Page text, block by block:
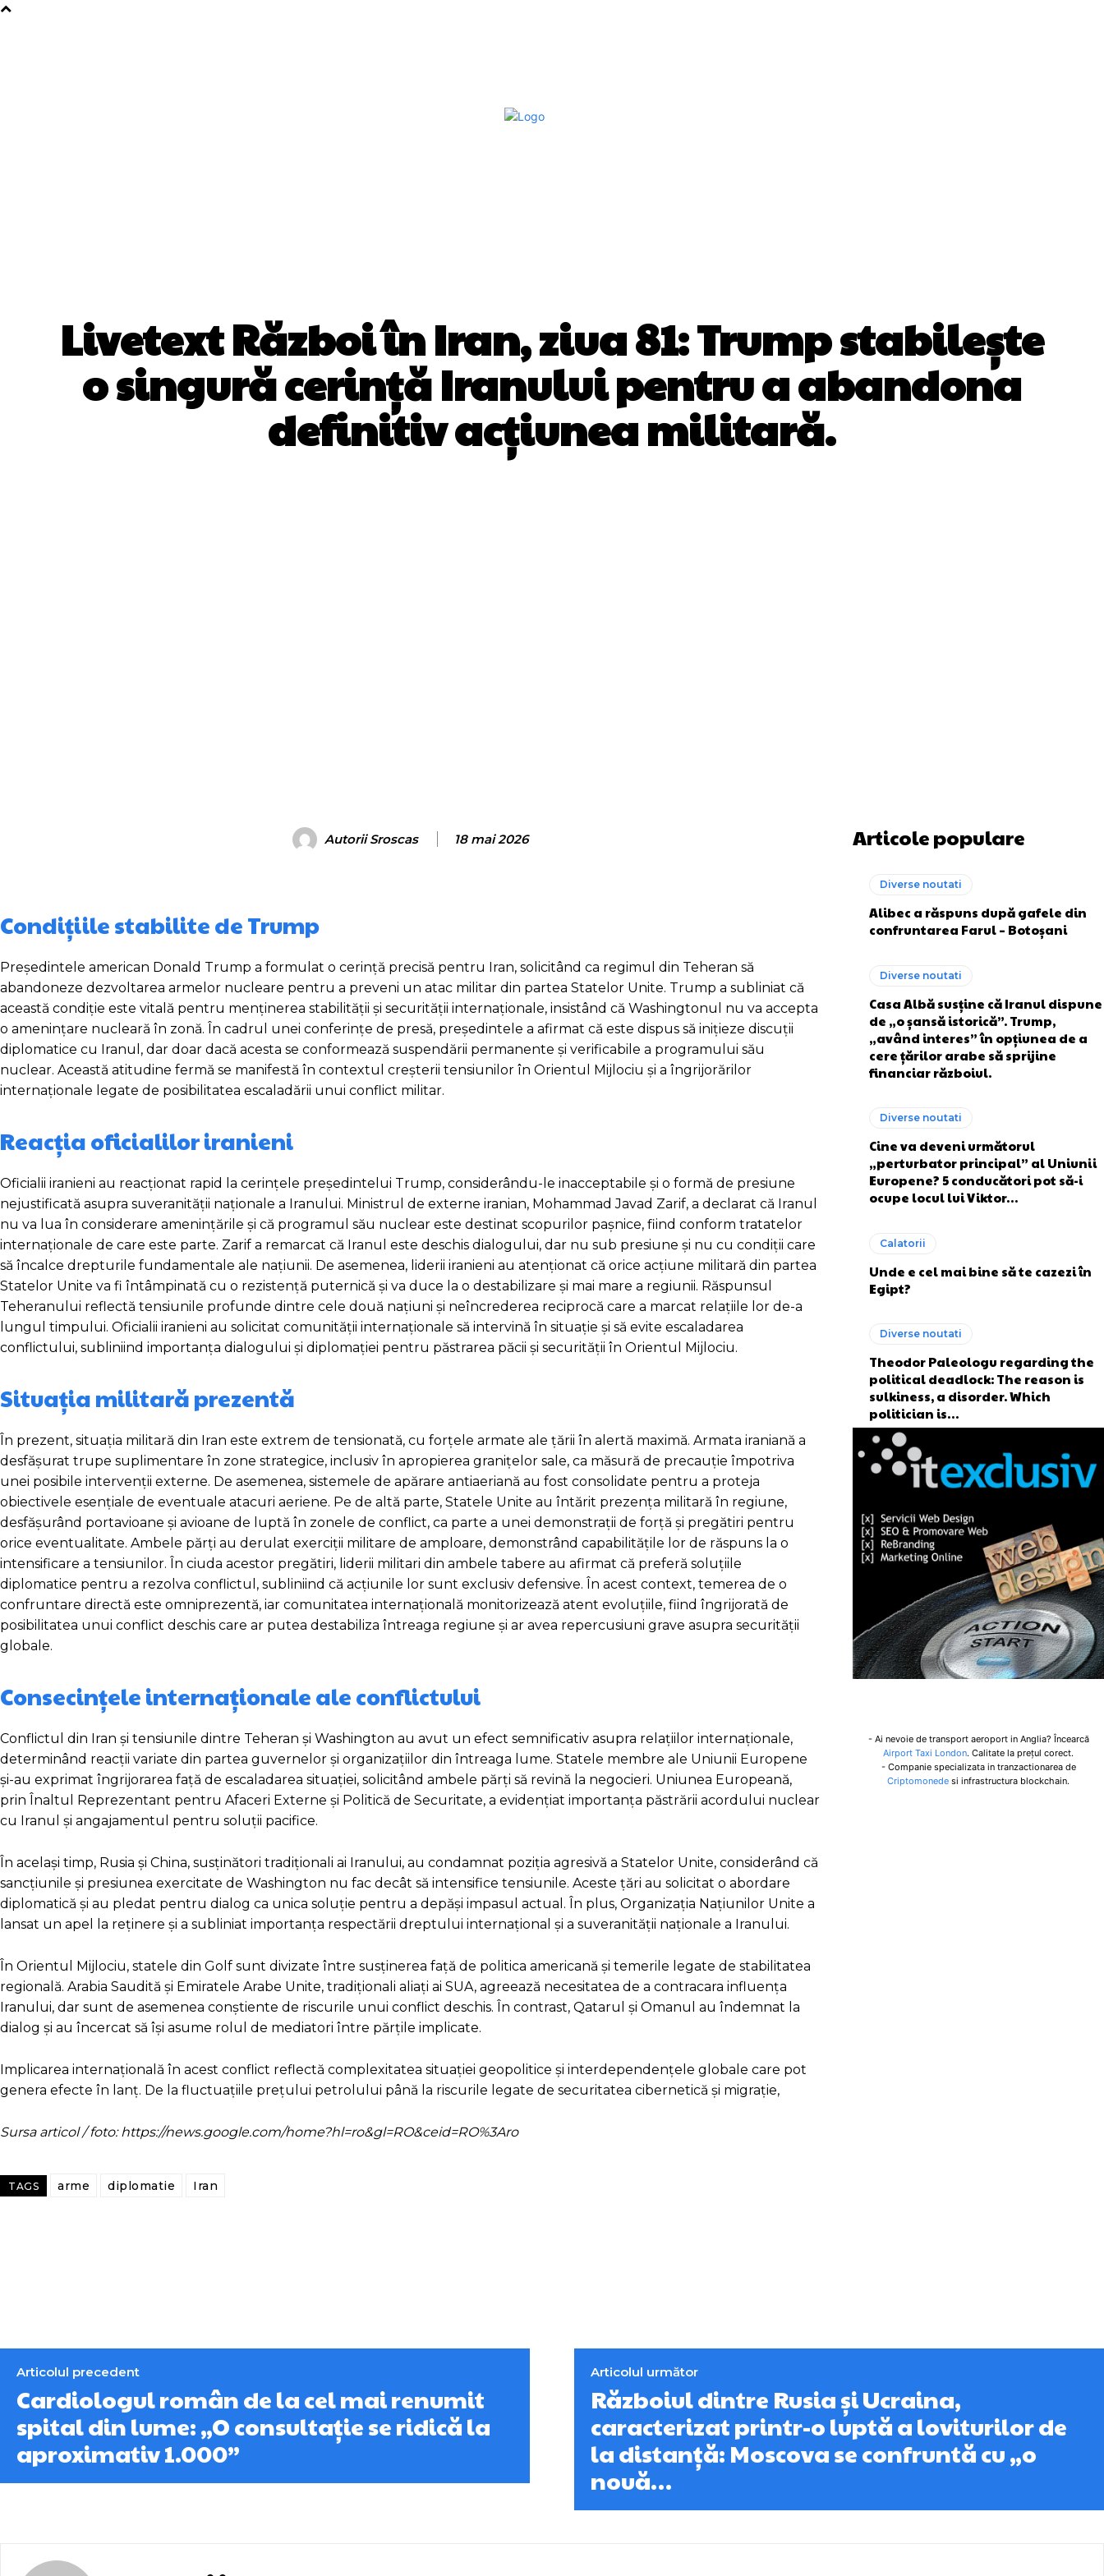
Livetext Război în Iran, ziua 81: Trump stabilește
o singură cerință Iranului pentru a abandona
definitiv acțiunea militară.
Autorii Sroscas 18 mai 2026
Condițiile stabilite de Trump
Președintele american Donald Trump a formulat o cerință precisă pentru Iran, solicitând ca regimul din Teheran să
abandoneze dezvoltarea armelor nucleare pentru a preveni un atac militar din partea Statelor Unite. Trump a subliniat că
această condiție este vitală pentru menținerea stabilității și securității internaționale, insistând că Washingtonul nu va accepta
o amenințare nucleară în zonă. În cadrul unei conferințe de presă, președintele a afirmat că este dispus să inițieze discuții
diplomatice cu Iranul, dar doar dacă acesta se conformează suspendării permanente și verificabile a programului său
nuclear. Această atitudine fermă se manifestă în contextul creșterii tensiunilor în Orientul Mijlociu și a îngrijorărilor
internaționale legate de posibilitatea escaladării unui conflict militar.
Reacția oficialilor iranieni
Oficialii iranieni au reacționat rapid la cerințele președintelui Trump, considerându-le inacceptabile și o formă de presiune
nejustificată asupra suveranității naționale a Iranului. Ministrul de externe iranian, Mohammad Javad Zarif, a declarat că Iranul
nu va lua în considerare amenințările și că programul său nuclear este destinat scopurilor pașnice, fiind conform tratatelor
internaționale de care este parte. Zarif a remarcat că Iranul este deschis dialogului, dar nu sub presiune și nu cu condiții care
să încalce drepturile fundamentale ale națiunii. De asemenea, liderii iranieni au atenționat că orice acțiune militară din partea
Statelor Unite va fi întâmpinată cu o rezistență puternică și va duce la o destabilizare și mai mare a regiunii. Răspunsul
Teheranului reflectă tensiunile profunde dintre cele două națiuni și neîncrederea reciprocă care a marcat relațiile lor de-a
lungul timpului. Oficialii iranieni au solicitat comunității internaționale să intervină în situație și să evite escaladarea
conflictului, subliniind importanța dialogului și diplomației pentru păstrarea păcii și securității în Orientul Mijlociu.
Situația militară prezentă
În prezent, situația militară din Iran este extrem de tensionată, cu forțele armate ale țării în alertă maximă. Armata iraniană a
desfășurat trupe suplimentare în zone strategice, inclusiv în apropierea granițelor sale, ca măsură de precauție împotriva
unei posibile intervenții externe. De asemenea, sistemele de apărare antiaeriană au fost consolidate pentru a proteja
obiectivele esențiale de eventuale atacuri aeriene. Pe de altă parte, Statele Unite au întărit prezența militară în regiune,
desfășurând portavioane și avioane de luptă în zonele de conflict, ca parte a unei demonstrații de forță și pregătiri pentru
orice eventualitate. Ambele părți au derulat exerciții militare de amploare, demonstrând capabilitățile lor de răspuns la o
intensificare a tensiunilor. În ciuda acestor pregătiri, liderii militari din ambele tabere au afirmat că preferă soluțiile
diplomatice pentru a rezolva conflictul, subliniind că acțiunile lor sunt exclusiv defensive. În acest context, temerea de o
confruntare directă este omniprezentă, iar comunitatea internațională monitorizează atent evoluțiile, fiind îngrijorată de
posibilitatea unui conflict deschis care ar putea destabiliza întreaga regiune și ar avea repercusiuni grave asupra securității
globale.
Consecințele internaționale ale conflictului
Conflictul din Iran și tensiunile dintre Teheran și Washington au avut un efect semnificativ asupra relațiilor internaționale,
determinând reacții variate din partea guvernelor și organizațiilor din întreaga lume. Statele membre ale Uniunii Europene
și-au exprimat îngrijorarea față de escaladarea situației, solicitând ambele părți să revină la negocieri. Uniunea Europeană,
prin Înaltul Reprezentant pentru Afaceri Externe și Politică de Securitate, a evidențiat importanța păstrării acordului nuclear
cu Iranul și angajamentul pentru soluții pacifice.
În același timp, Rusia și China, susținători tradiționali ai Iranului, au condamnat poziția agresivă a Statelor Unite, considerând că
sancțiunile și presiunea exercitate de Washington nu fac decât să intensifice tensiunile. Aceste țări au solicitat o abordare
diplomatică și au pledat pentru dialog ca unica soluție pentru a depăși impasul actual. În plus, Organizația Națiunilor Unite a
lansat un apel la reținere și a subliniat importanța respectării dreptului internațional și a suveranității naționale a Iranului.
În Orientul Mijlociu, statele din Golf sunt divizate între susținerea față de politica americană și temerile legate de stabilitatea
regională. Arabia Saudită și Emiratele Arabe Unite, tradiționali aliați ai SUA, agreează necesitatea de a contracara influența
Iranului, dar sunt de asemenea conștiente de riscurile unui conflict deschis. În contrast, Qatarul și Omanul au îndemnat la
dialog și au încercat să își asume rolul de mediatori între părțile implicate.
Implicarea internațională în acest conflict reflectă complexitatea situației geopolitice și interdependențele globale care pot
genera efecte în lanț. De la fluctuațiile prețului petrolului până la riscurile legate de securitatea cibernetică și migrație,
Sursa articol / foto: https://news.google.com/home?hl=ro&gl=RO&ceid=RO%3Aro
TAGS arme diplomatie Iran
Articole populare
Diverse noutati
Alibec a răspuns după gafele din
confruntarea Farul – Botoșani
Diverse noutati
Casa Albă susține că Iranul dispune
de „o șansă istorică”. Trump,
„având interes” în opțiunea de a
cere țărilor arabe să sprijine
financiar războiul.
Diverse noutati
Cine va deveni următorul
„perturbator principal” al Uniunii
Europene? 5 conducători pot să-i
ocupe locul lui Viktor…
Calatorii
Unde e cel mai bine să te cazezi în
Egipt?
Diverse noutati
Theodor Paleologu regarding the
political deadlock: The reason is
sulkiness, a disorder. Which
politician is…
- Ai nevoie de transport aeroport in Anglia? Încearcă
Airport Taxi London. Calitate la prețul corect.
- Companie specializata in tranzactionarea de
Criptomonede si infrastructura blockchain.
Articolul precedent
Cardiologul român de la cel mai renumit
spital din lume: „O consultație se ridică la
aproximativ 1.000”
Articolul următor
Războiul dintre Rusia și Ucraina,
caracterizat printr-o luptă a loviturilor de
la distanță: Moscova se confruntă cu „o
nouă…